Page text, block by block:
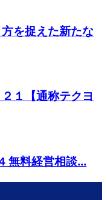
を捉えた新たな
１【通称テクヨ
無料経営相談...